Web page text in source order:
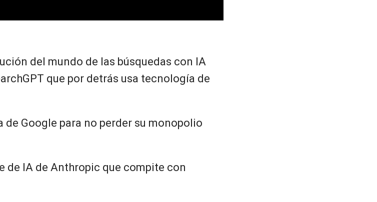
del mundo de las búsquedas con IA
que por detrás usa tecnología de
de Google para no perder su monopolio
de IA de Anthropic que compite con